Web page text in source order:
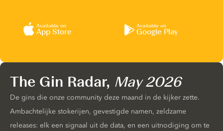
Available on
App Store
Available on
Google Play
The Gin Radar, May 2026
De gins die onze community deze maand in de kijker zette.
Ambachtelijke stokerijen, gevestigde namen, zeldzame
releases: elk een signaal uit de data, en een uitnodiging om te